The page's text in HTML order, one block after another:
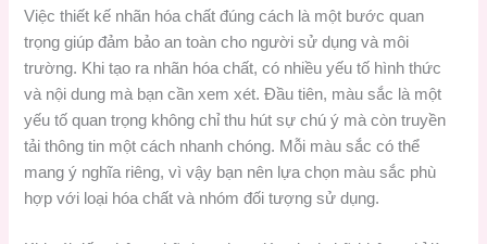
Việc thiết kế nhãn hóa chất đúng cách là một bước quan
trọng giúp đảm bảo an toàn cho người sử dụng và môi
trường. Khi tạo ra nhãn hóa chất, có nhiều yếu tố hình thức
và nội dung mà bạn cần xem xét. Đầu tiên, màu sắc là một
yếu tố quan trọng không chỉ thu hút sự chú ý mà còn truyền
tải thông tin một cách nhanh chóng. Mỗi màu sắc có thể
mang ý nghĩa riêng, vì vậy bạn nên lựa chọn màu sắc phù
hợp với loại hóa chất và nhóm đối tượng sử dụng.